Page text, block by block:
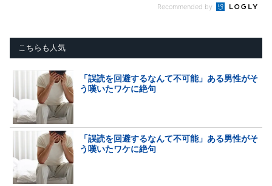
Recommended by
こちらも人気
「誤読を回避するなんて不可能」ある男性がそ
う嘆いたワケに絶句
「誤読を回避するなんて不可能」ある男性がそ
う嘆いたワケに絶句